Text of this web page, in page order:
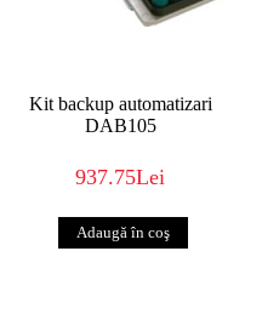
Kit backup automatizari
DAB105
937.75Lei